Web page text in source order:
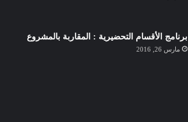
برنامج الأقسام التحضيرية : المقاربة بالمشروع
مارس 26, 2016